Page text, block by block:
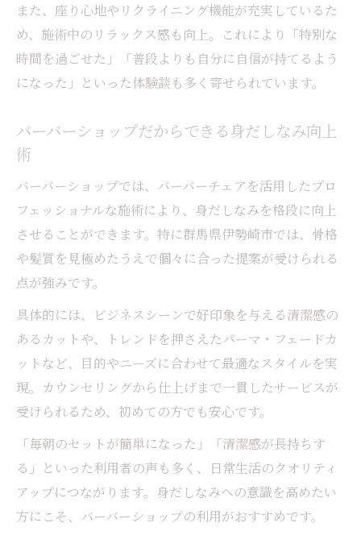
また、座り心地やリクライニング機能が充実しているた
め、施術中のリラックス感も向上。これにより「特別な
時間を過ごせた」「普段よりも自分に自信が持てるよう
になった」といった体験談も多く寄せられています。
バーバーショップだからできる身だしなみ向上
術
バーバーショップでは、バーバーチェアを活用したプロ
フェッショナルな施術により、身だしなみを格段に向上
させることができます。特に群馬県伊勢崎市では、骨格
や髪質を見極めたうえで個々に合った提案が受けられる
点が強みです。
具体的には、ビジネスシーンで好印象を与える清潔感の
あるカットや、トレンドを押さえたパーマ・フェードカ
ットなど、目的やニーズに合わせて最適なスタイルを実
現。カウンセリングから仕上げまで一貫したサービスが
受けられるため、初めての方でも安心です。
「毎朝のセットが簡単になった」「清潔感が長持ちす
る」といった利用者の声も多く、日常生活のクオリティ
アップにつながります。身だしなみへの意識を高めたい
方にこそ、バーバーショップの利用がおすすめです。